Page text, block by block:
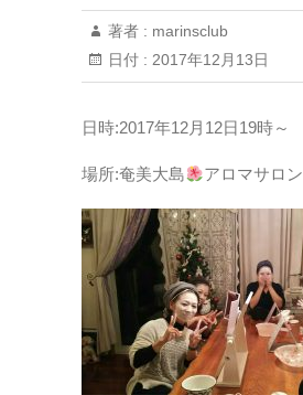
著者 : marinsclub
日付 : 2017年12月13日
日時:2017年12月12日19時～
場所:奄美大島 アロマサロン